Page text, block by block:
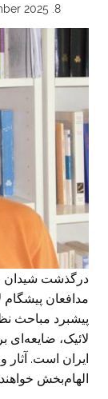
8. December 2025
درگذشت شیدان
مدافعان پیشگام
پیشبرد مباحث
لائیک، ضایعه‌ای
ایران است. آثار
الهام‌بخش